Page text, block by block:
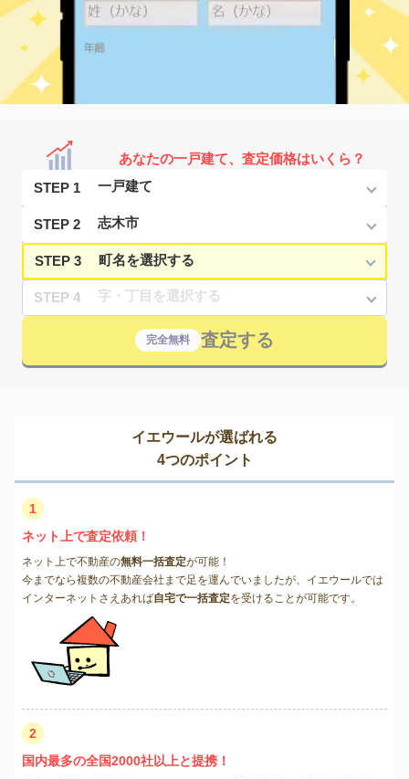
あなたの一戸建て、査定価格はいくら？
STEP 1
STEP 2
STEP 3
STEP 4
完全無料 査定する
イエウールが選ばれる
4つのポイント
1
ネット上で査定依頼！
ネット上で不動産の無料一括査定が可能！
今までなら複数の不動産会社まで足を運んでいましたが、イエウールでは
インターネットさえあれば自宅で一括査定を受けることが可能です。
2
国内最多の全国2000社以上と提携！